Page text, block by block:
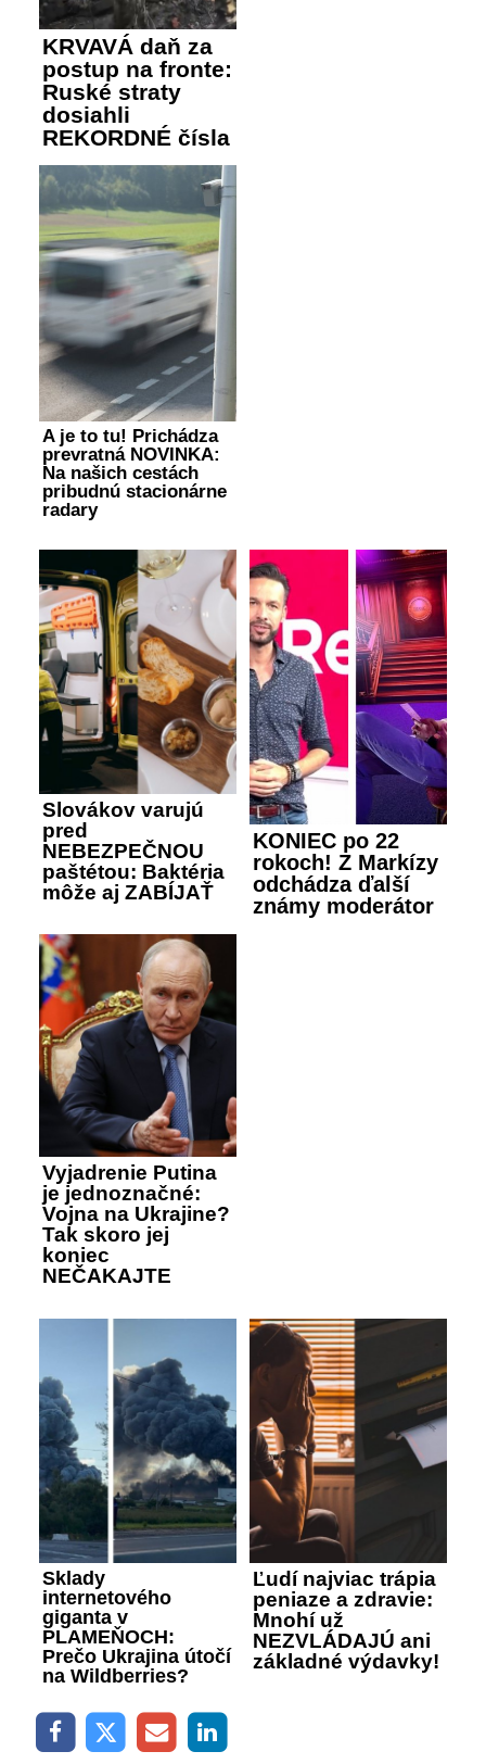
KRVAVÁ daň za
postup na fronte:
Ruské straty
dosiahli
REKORDNÉ čísla
A je to tu! Prichádza
prevratná NOVINKA:
Na našich cestách
pribudnú stacionárne
radary
Slovákov varujú
pred
NEBEZPEČNOU
paštétou: Baktéria
môže aj ZABÍJAŤ
KONIEC po 22
rokoch! Z Markízy
odchádza ďalší
známy moderátor
Vyjadrenie Putina
je jednoznačné:
Vojna na Ukrajine?
Tak skoro jej
koniec
NEČAKAJTE
Sklady
internetového
giganta v
PLAMEŇOCH:
Prečo Ukrajina útočí
na Wildberries?
Ľudí najviac trápia
peniaze a zdravie:
Mnohí už
NEZVLÁDAJÚ ani
základné výdavky!